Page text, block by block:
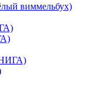
виммельбух)